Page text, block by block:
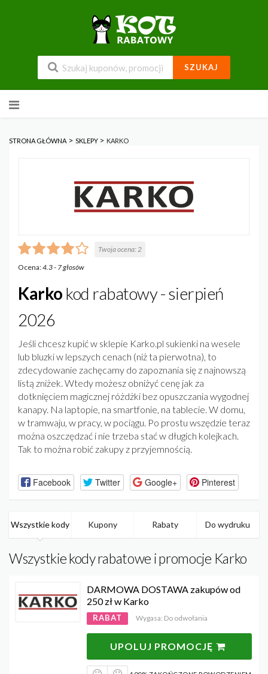
SZUKAJ
do
STRONA GŁÓWNA > SKLEPY > KARKO
Twoja ocena:2
Ocena:4.3- 7głosów
Karko kod rabatowy - sierpień
2026
Jeśli chcesz kupić w sklepie Karko.pl sukienki na wesele
lub bluzki w lepszych cenach (niż ta pierwotna), to
zdecydowanie zachęcamy do zapoznania się z najnowszą
listą zniżek. Wtedy możesz obniżyć cenę jak za
dotknięciem magicznej różdżki bez opuszczania wygodnej
kanapy. Na laptopie, na smartfonie, na tablecie. W domu,
w tramwaju, w pracy, w pociągu. Po prostu wszędzie teraz
można oszczędzać i nie trzeba stać w długich kolejkach.
Tak to można robić zakupy z przyjemnością.
Facebook Twitter Google+ Pinterest
Wszystkie kody Kupony Rabaty Do wydruku
Wszystkie kody rabatowe i promocje Karko
DARMOWA DOSTAWA zakupów od
250 zł w Karko
RABAT Wygasa: Do odwołania
UPOLUJ PROMOCJĘ